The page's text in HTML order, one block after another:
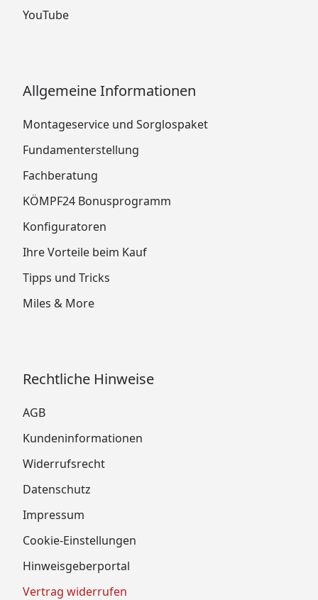
YouTube
Allgemeine Informationen
Montageservice und Sorglospaket
Fundamenterstellung
Fachberatung
KÖMPF24 Bonusprogramm
Konfiguratoren
Ihre Vorteile beim Kauf
Tipps und Tricks
Miles & More
Rechtliche Hinweise
AGB
Kundeninformationen
Widerrufsrecht
Datenschutz
Impressum
Cookie-Einstellungen
Hinweisgeberportal
Vertrag widerrufen